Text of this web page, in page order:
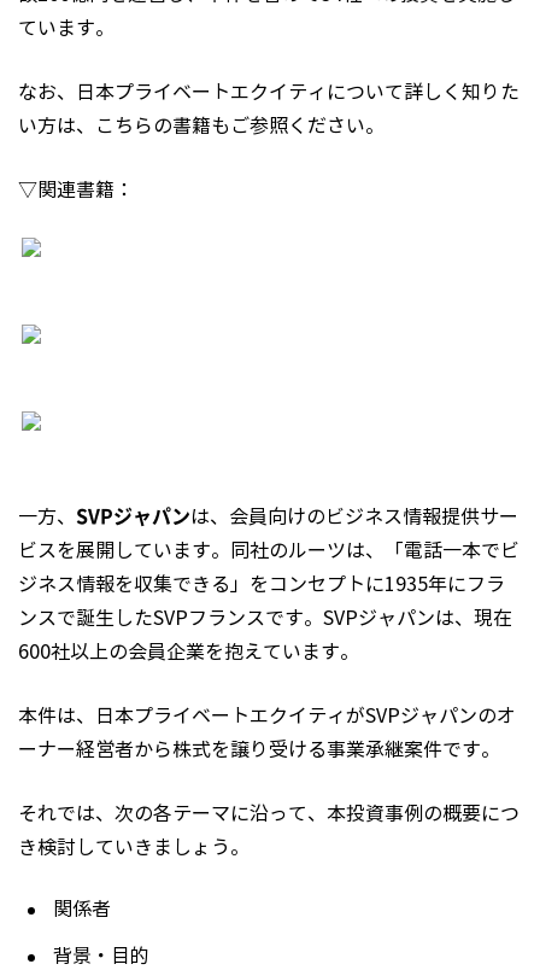
ています。
なお、日本プライベートエクイティについて詳しく知りた
い方は、こちらの書籍もご参照ください。
▽関連書籍：
一方、 SVPジャパンは、会員向けのビジネス情報提供サー
ビスを展開しています。同社のルーツは、「電話一本でビ
ジネス情報を収集できる」をコンセプトに1935年にフラ
ンスで誕生したSVPフランスです。SVPジャパンは、現在
600社以上の会員企業を抱えています。
本件は、日本プライベートエクイティがSVPジャパンのオ
ーナー経営者から株式を譲り受ける事業承継案件です。
それでは、次の各テーマに沿って、本投資事例の概要につ
き検討していきましょう。
関係者
背景・目的